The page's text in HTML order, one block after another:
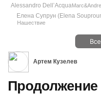
Alessandro Dell’Acqua
Елена Супрун (Elena
Marc&Andre
Нашествие
Артем Кузелев
Продолжение